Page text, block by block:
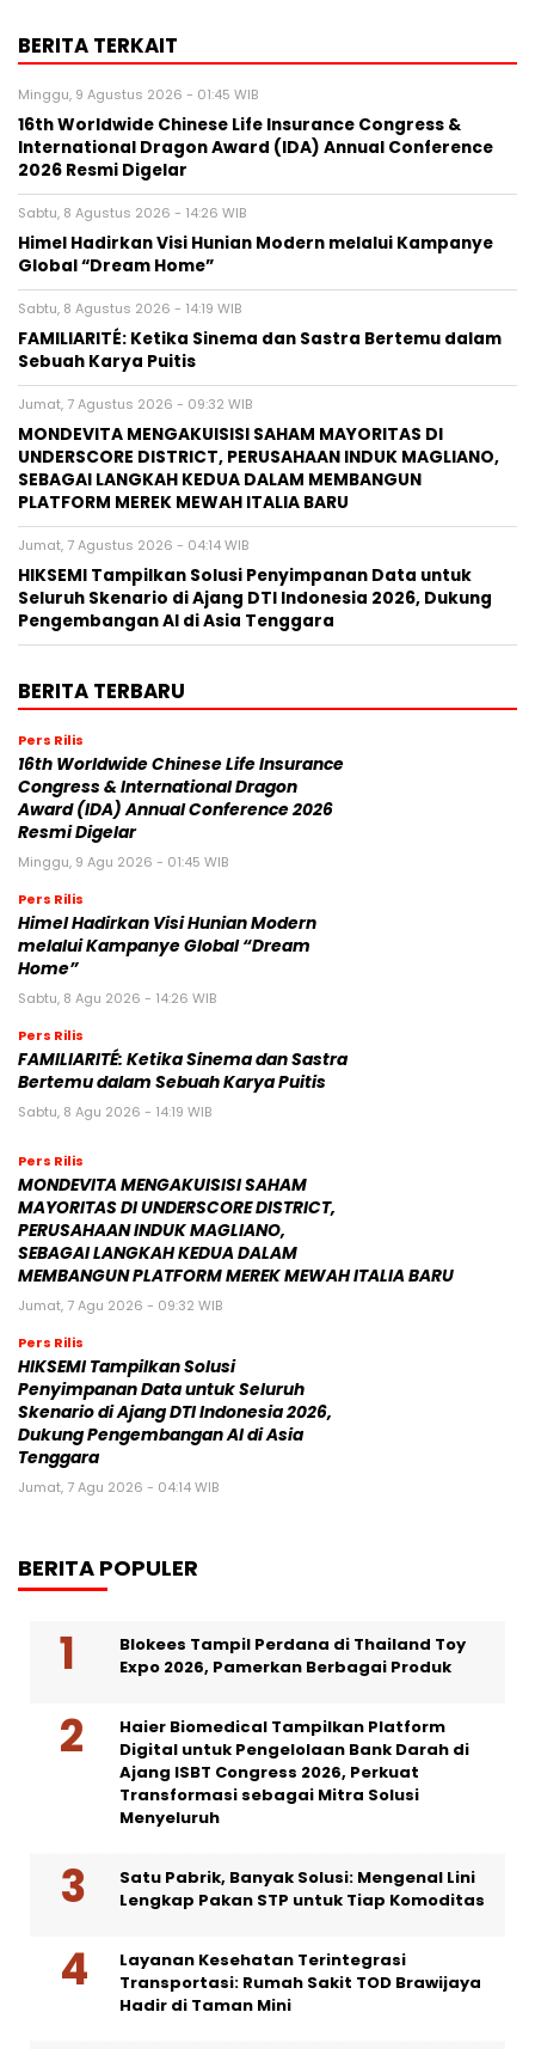
BERITA TERKAIT
Minggu, 9 Agustus 2026 - 01:45 WIB
16th Worldwide Chinese Life Insurance Congress &
International Dragon Award (IDA) Annual Conference
2026 Resmi Digelar
Sabtu, 8 Agustus 2026 - 14:26 WIB
Himel Hadirkan Visi Hunian Modern melalui Kampanye
Global “Dream Home”
Sabtu, 8 Agustus 2026 - 14:19 WIB
FAMILIARITÉ: Ketika Sinema dan Sastra Bertemu dalam
Sebuah Karya Puitis
Jumat, 7 Agustus 2026 - 09:32 WIB
MONDEVITA MENGAKUISISI SAHAM MAYORITAS DI
UNDERSCORE DISTRICT, PERUSAHAAN INDUK MAGLIANO,
SEBAGAI LANGKAH KEDUA DALAM MEMBANGUN
PLATFORM MEREK MEWAH ITALIA BARU
Jumat, 7 Agustus 2026 - 04:14 WIB
HIKSEMI Tampilkan Solusi Penyimpanan Data untuk
Seluruh Skenario di Ajang DTI Indonesia 2026, Dukung
Pengembangan AI di Asia Tenggara
BERITA TERBARU
Pers Rilis
16th Worldwide Chinese Life Insurance
Congress & International Dragon
Award (IDA) Annual Conference 2026
Resmi Digelar
Minggu, 9 Agu 2026 - 01:45 WIB
Pers Rilis
Himel Hadirkan Visi Hunian Modern
melalui Kampanye Global “Dream
Home”
Sabtu, 8 Agu 2026 - 14:26 WIB
Pers Rilis
FAMILIARITÉ: Ketika Sinema dan Sastra
Bertemu dalam Sebuah Karya Puitis
Sabtu, 8 Agu 2026 - 14:19 WIB
Pers Rilis
MONDEVITA MENGAKUISISI SAHAM
MAYORITAS DI UNDERSCORE DISTRICT,
PERUSAHAAN INDUK MAGLIANO,
SEBAGAI LANGKAH KEDUA DALAM
MEMBANGUN PLATFORM MEREK MEWAH ITALIA BARU
Jumat, 7 Agu 2026 - 09:32 WIB
Pers Rilis
HIKSEMI Tampilkan Solusi
Penyimpanan Data untuk Seluruh
Skenario di Ajang DTI Indonesia 2026,
Dukung Pengembangan AI di Asia
Tenggara
Jumat, 7 Agu 2026 - 04:14 WIB
BERITA POPULER
Blokees Tampil Perdana di Thailand Toy
Expo 2026, Pamerkan Berbagai Produk
Haier Biomedical Tampilkan Platform
Digital untuk Pengelolaan Bank Darah di
Ajang ISBT Congress 2026, Perkuat
Transformasi sebagai Mitra Solusi
Menyeluruh
Satu Pabrik, Banyak Solusi: Mengenal Lini
Lengkap Pakan STP untuk Tiap Komoditas
Layanan Kesehatan Terintegrasi
Transportasi: Rumah Sakit TOD Brawijaya
Hadir di Taman Mini